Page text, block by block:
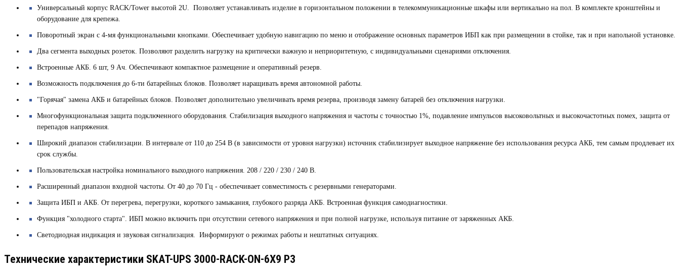
Универсальный корпус RACK/Tower высотой 2U. Позволяет устанавливать изделие в горизонтальном положении в телекоммуникационные шкафы или вертикально на пол. В комплекте кронштейны и
оборудование для крепежа.
Поворотный экран с 4-мя функциональными кнопками. Обеспечивает удобную навигацию по меню и отображение основных параметров ИБП как при размещении в стойке, так и при напольной установке.
Два сегмента выходных розеток. Позволяют разделить нагрузку на критически важную и неприоритетную, с индивидуальными сценариями отключения.
Встроенные АКБ. 6 шт, 9 Ач. Обеспечивают компактное размещение и оперативный резерв.
Возможность подключения до 6-ти батарейных блоков. Позволяет наращивать время автономной работы.
"Горячая" замена АКБ и батарейных блоков. Позволяет дополнительно увеличивать время резерва, производя замену батарей без отключения нагрузки.
Многофункциональная защита подключенного оборудования. Стабилизация выходного напряжения и частоты с точностью 1%, подавление импульсов высоковольтных и высокочастотных помех, защита от
перепадов напряжения.
Широкий диапазон стабилизации. В интервале от 110 до 254 В (в зависимости от уровня нагрузки) источник стабилизирует выходное напряжение без использования ресурса АКБ, тем самым продлевает их
срок службы.
Пользовательская настройка номинального выходного напряжения. 208 / 220 / 230 / 240 В.
Расширенный диапазон входной частоты. От 40 до 70 Гц - обеспечивает совместимость с резервными генераторами.
Защита ИБП и АКБ. От перегрева, перегрузки, короткого замыкания, глубокого разряда АКБ. Встроенная функция самодиагностики.
Функция "холодного старта". ИБП можно включить при отсутствии сетевого напряжения и при полной нагрузке, используя питание от заряженных АКБ.
Светодиодная индикация и звуковая сигнализация. Информируют о режимах работы и нештатных ситуациях.
Технические характеристики SKAT-UPS 3000-RACK-ON-6X9 P3